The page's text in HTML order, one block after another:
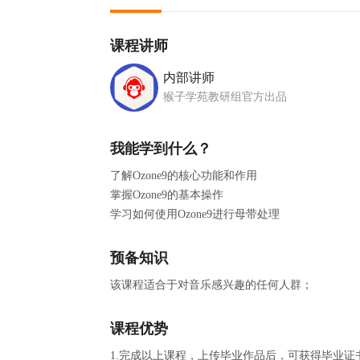
课程讲师
内部讲师
猴子学苑教研组官方出品
我能学到什么？
了解Ozone9的核心功能和作用
掌握Ozone9的基本操作
学习如何使用Ozone9进行母带处理
预备知识
该课程适合于对音乐感兴趣的任何人群；
课程优势
1.完成以上课程，上传毕业作品后，可获得毕业证